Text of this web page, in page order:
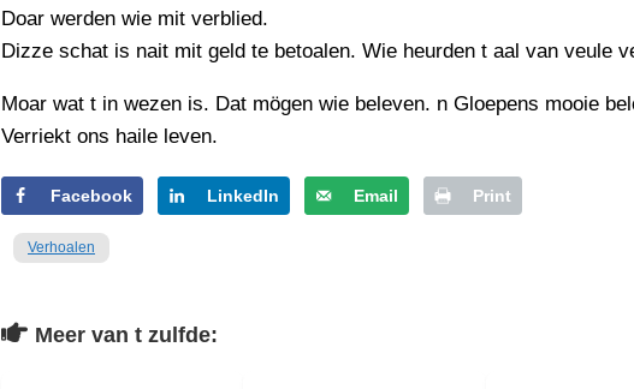
Doar werden wie mit verblied.
Dizze schat is nait mit geld te betoalen. Wie heurden t aal van veule
Moar wat t in wezen is. Dat mögen wie beleven. n Gloepens mooie
Verriekt ons haile leven.
Facebook LinkedIn Email Print
Verhoalen
Meer van t zulfde: